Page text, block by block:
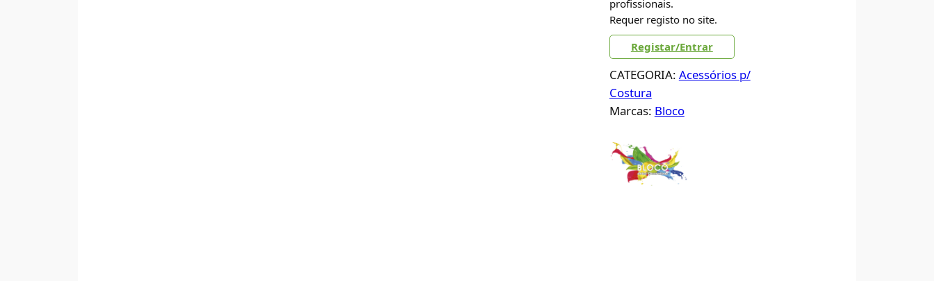
profissionais.
Requer registo no site.
Registar/Entrar
CATEGORIA: Acessórios p/
Costura
Marcas: Bloco